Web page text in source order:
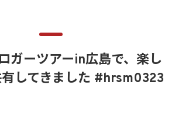
ガーツアーin広島で、楽し
してきました #hrsm0323